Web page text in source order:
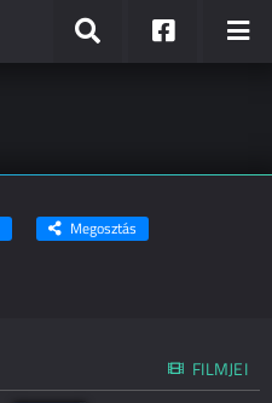
Megosztás
FILMJEI